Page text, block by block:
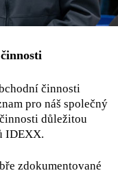
činnosti
pro náš společný
důležitou
IDEXX.
zdokumentované